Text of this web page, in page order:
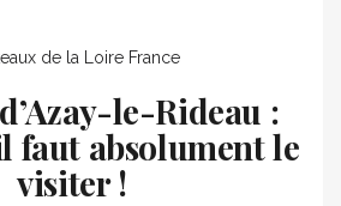
de la Loire France
le-Rideau :
faut absolument le
visiter !